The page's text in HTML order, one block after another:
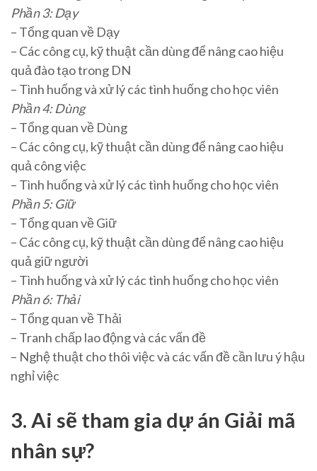
Phần 3: Dạy
– Tổng quan về Dạy
– Các công cụ, kỹ thuật cần dùng để nâng cao hiệu
quả đào tạo trong DN
– Tình huống và xử lý các tình huống cho học viên
Phần 4: Dùng
– Tổng quan về Dùng
– Các công cụ, kỹ thuật cần dùng để nâng cao hiệu
quả công việc
– Tình huống và xử lý các tình huống cho học viên
Phần 5: Giữ
– Tổng quan về Giữ
– Các công cụ, kỹ thuật cần dùng để nâng cao hiệu
quả giữ người
– Tình huống và xử lý các tình huống cho học viên
Phần 6: Thải
– Tổng quan về Thải
– Tranh chấp lao động và các vấn đề
– Nghệ thuật cho thôi việc và các vấn đề cần lưu ý hậu
nghỉ việc
3. Ai sẽ tham gia dự án Giải mã
nhân sự?